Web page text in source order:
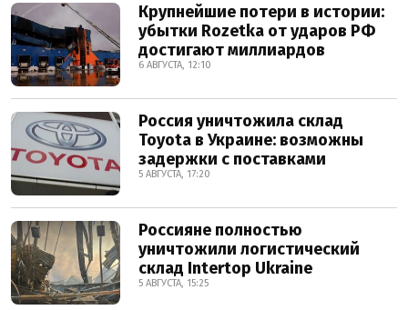
Крупнейшие потери в истории:
убытки Rozetka от ударов РФ
достигают миллиардов
6 АВГУСТА, 12:10
Россия уничтожила склад
Toyota в Украине: возможны
задержки с поставками
5 АВГУСТА, 17:20
Россияне полностью
уничтожили логистический
склад Intertop Ukraine
5 АВГУСТА, 15:25